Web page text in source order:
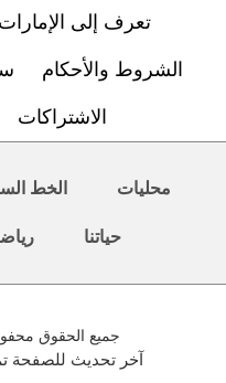
تعرف إلى الإمارات
الشروط والأحكام
الاشتراكات
محليات الخط
حياتنا
جميع الحقوق محفوظة © 2026
آخر تحديث للصفحة تم بتاريخ: 8